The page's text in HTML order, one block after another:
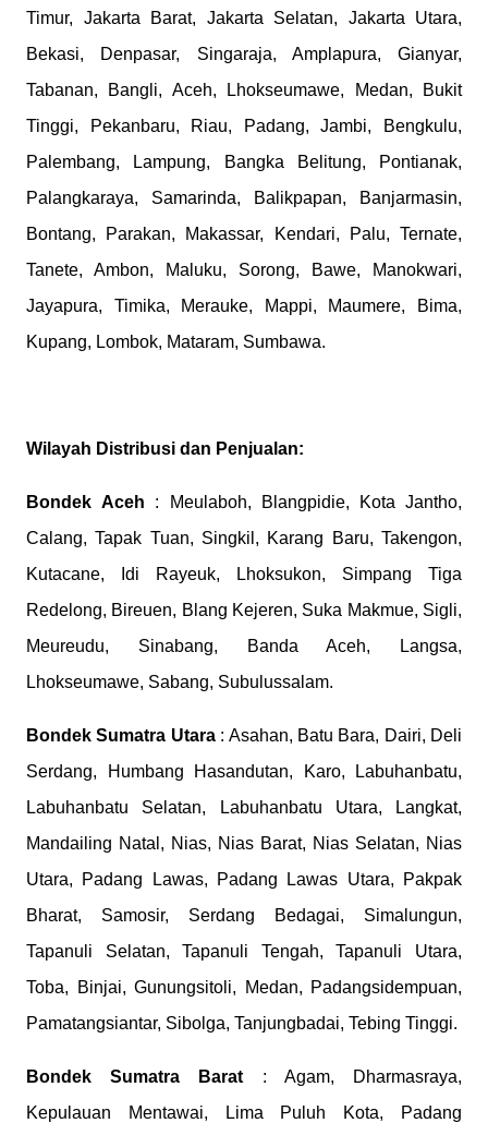
Timur, Jakarta Barat, Jakarta Selatan, Jakarta Utara,
Bekasi, Denpasar, Singaraja, Amplapura, Gianyar,
Tabanan, Bangli, Aceh, Lhokseumawe, Medan, Bukit
Tinggi, Pekanbaru, Riau, Padang, Jambi, Bengkulu,
Palembang, Lampung, Bangka Belitung, Pontianak,
Palangkaraya, Samarinda, Balikpapan, Banjarmasin,
Bontang, Parakan, Makassar, Kendari, Palu, Ternate,
Tanete, Ambon, Maluku, Sorong, Bawe, Manokwari,
Jayapura, Timika, Merauke, Mappi, Maumere, Bima,
Kupang, Lombok, Mataram, Sumbawa.
Wilayah Distribusi dan Penjualan:
BondekAceh : Meulaboh, Blangpidie, Kota Jantho,
Calang, Tapak Tuan, Singkil, Karang Baru, Takengon,
Kutacane, Idi Rayeuk, Lhoksukon, Simpang Tiga
Redelong, Bireuen, Blang Kejeren, Suka Makmue, Sigli,
Meureudu, Sinabang, Banda Aceh, Langsa,
Lhokseumawe, Sabang, Subulussalam.
BondekSumatra Utara: Asahan, Batu Bara, Dairi, Deli
Serdang, Humbang Hasandutan, Karo, Labuhanbatu,
Labuhanbatu Selatan, Labuhanbatu Utara, Langkat,
Mandailing Natal, Nias, Nias Barat, Nias Selatan, Nias
Utara, Padang Lawas, Padang Lawas Utara, Pakpak
Bharat, Samosir, Serdang Bedagai, Simalungun,
Tapanuli Selatan, Tapanuli Tengah, Tapanuli Utara,
Toba, Binjai, Gunungsitoli, Medan, Padangsidempuan,
Pamatangsiantar, Sibolga, Tanjungbadai, Tebing Tinggi.
Bondek Sumatra Barat : Agam, Dharmasraya,
Kepulauan Mentawai, Lima Puluh Kota, Padang